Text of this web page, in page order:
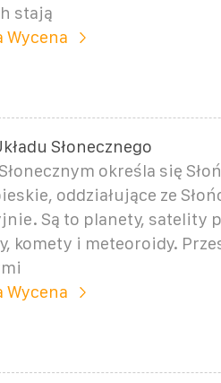
stają
Wycena
Słonecznego
określa się
oddziałujące ze
Są to planety, satelity
komety i meteoroidy.
Wycena